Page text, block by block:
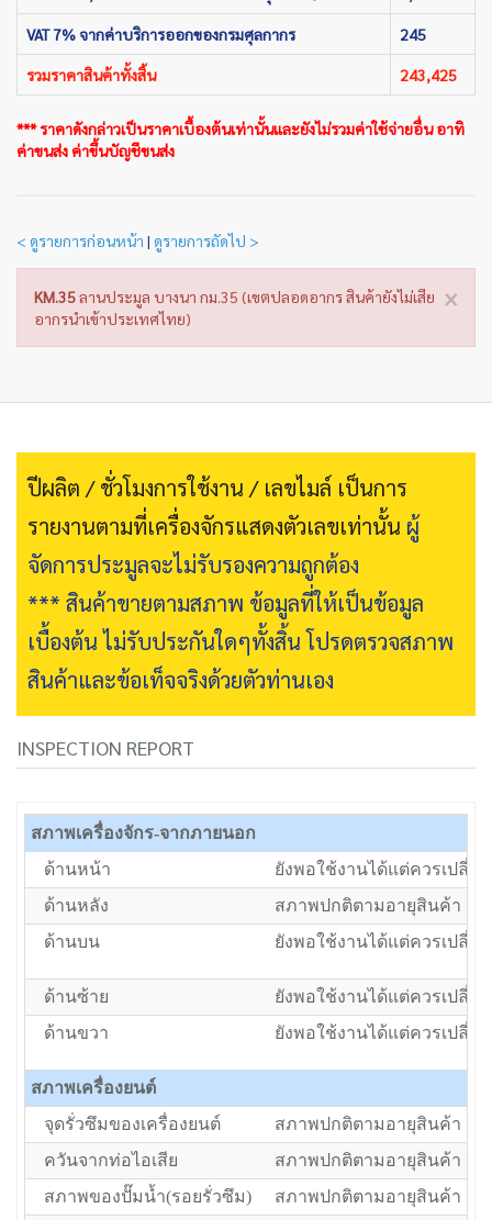
VAT 7% จากค่าบริการออกของกรมศุลกากร 245
รวมราคาสินค้าทั้งสิ้น 243,425
*** ราคาดังกล่าวเป็นราคาเบื้องต้นเท่านั้นและยังไม่รวมค่าใช้จ่ายอื่น อาทิ
ค่าขนส่ง ค่าขึ้นบัญชีขนส่ง
< ดูรายการก่อนหน้า | ดูรายการถัดไป >
×
KM.35ลานประมูล บางนา กม.35 (เขตปลอดอากร สินค้ายังไม่เสีย
อากรนำเข้าประเทศไทย)
ปีผลิต / ชั่วโมงการใช้งาน / เลขไมล์ เป็นการ
รายงานตามที่เครื่องจักรแสดงตัวเลขเท่านั้น ผู้
จัดการประมูลจะไม่รับรองความถูกต้อง
*** สินค้าขายตามสภาพ ข้อมูลที่ให้เป็นข้อมูล
เบื้องต้น ไม่รับประกันใดๆทั้งสิ้น โปรดตรวจสภาพ
สินค้าและข้อเท็จจริงด้วยตัวท่านเอง
INSPECTION REPORT
สภาพเครื่องจักร-จากภายนอก
ด้านหน้า
ยังพอใช้งานได้แต่ควรเปลี่ยน
ด้านหลัง
สภาพปกติตามอายุสินค้า
ด้านบน
ยังพอใช้งานได้แต่ควรเปลี่ยน
ด้านซ้าย
ยังพอใช้งานได้แต่ควรเปลี่ยน
ด้านขวา
ยังพอใช้งานได้แต่ควรเปลี่ยน
สภาพเครื่องยนต์
จุดรั่วซึมของเครื่องยนต์
สภาพปกติตามอายุสินค้า
ควันจากท่อไอเสีย
สภาพปกติตามอายุสินค้า
สภาพของปั๊มน้ำ(รอยรั่วซึม)
สภาพปกติตามอายุสินค้า